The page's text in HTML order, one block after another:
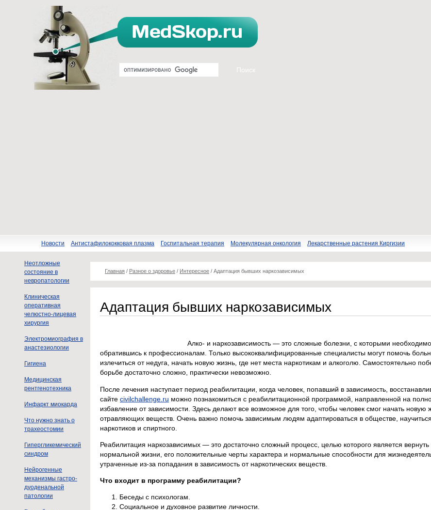
Новости Антистафилококковая плазма Госпитальная терапия Молекулярная онкология Лекарственные растения Киргизии
Неотложные
состояние в
невропатологии
Клиническая
оперативная
челюстно-лицевая
хирургия
Электромиография в
анастезиологии
Гигиена
Медицинская
рентгенотехника
Инфаркт миокарда
Что нужно знать о
трахеостомии
Гипергликемический
синдром
Нейрогенные
механизмы гастро-
дуоденальной
патологии
Главная / Разное о здоровье / Интересное / Адаптация бывших наркозависимых
Адаптация бывших наркозависимых
Алко- и наркозависимость — это сложные болезни, с которыми
обратившись к профессионалам. Только высококвалифицированные специалисты могут помочь
излечиться от недуга, начать новую жизнь, где нет места наркотикам и алкоголю. Самостоятельно
борьбе достаточно сложно, практически невозможно.
После лечения наступает период реабилитации, когда человек, попавший в зависимость,
сайте civilchallenge.ru можно познакомиться с реабилитационной программой, направленной на
избавление от зависимости. Здесь делают все возможное для того, чтобы человек смог начать новую
отравляющих веществ. Очень важно помочь зависимым людям адаптироваться в обществе,
наркотиков и спиртного.
Реабилитация наркозависимых — это достаточно сложный процесс, целью которого является вернуть
нормальной жизни, его положительные черты характера и нормальные способности для
утраченные из-за попадания в зависимость от наркотических веществ.
Что входит в программу реабилитации?
Беседы с психологам.
Социальное и духовное развитие личности.